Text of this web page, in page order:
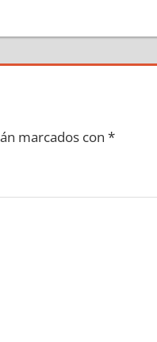
marcados con *